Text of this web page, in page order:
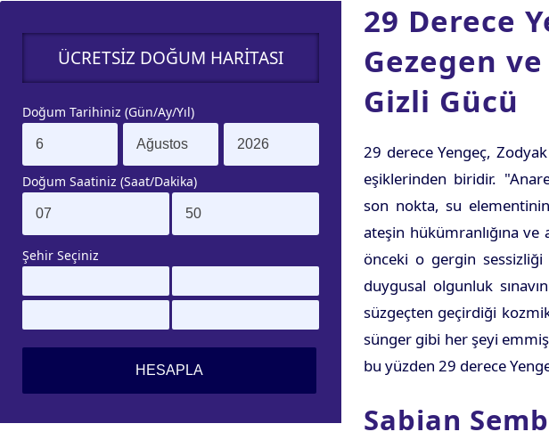
ÜCRETSİZ DOĞUM HARİTASI
Doğum Tarihiniz (Gün/Ay/Yıl)
Doğum Saatiniz (Saat/Dakika)
Şehir Seçiniz
29 Derece
Gezegen ve
Gizli Gücü
29 derece Yengeç,
eşiklerinden biridir.
son nokta, su
ateşin hükümranlığına ve
önceki o gergin
duygusal olgunluk
süzgeçten geçirdiği
sünger gibi her şeyi
bu yüzden 29 derece
Sabian